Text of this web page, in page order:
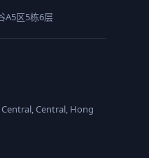
A5区5栋6层
Central, Hong